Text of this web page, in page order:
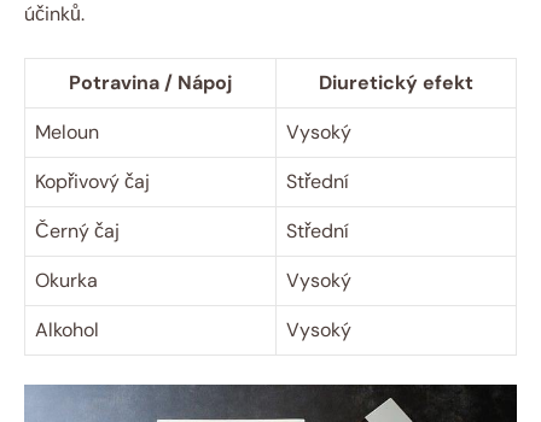
účinků.
Potravina / Nápoj
Diuretický efekt
Meloun
Vysoký
Kopřivový čaj
Střední
Černý čaj
Střední
Okurka
Vysoký
Alkohol
Vysoký